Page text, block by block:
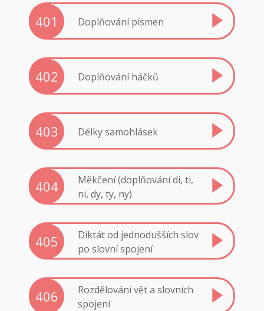
401 Doplňování písmen
402 Doplňování háčků
403 Délky samohlásek
404
Měkčení (doplňování di, ti,
ni, dy, ty, ny)
405
Diktát od jednodušších slov
po slovní spojení
406
Rozdělování vět a slovních
spojení